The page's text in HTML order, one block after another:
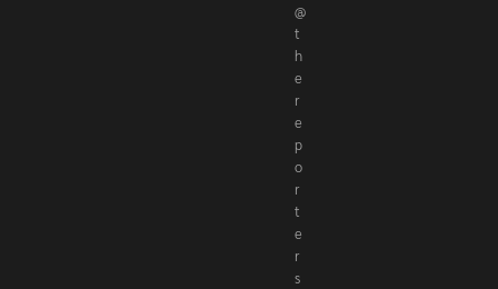
@
t
h
e
r
e
p
o
r
t
e
r
s